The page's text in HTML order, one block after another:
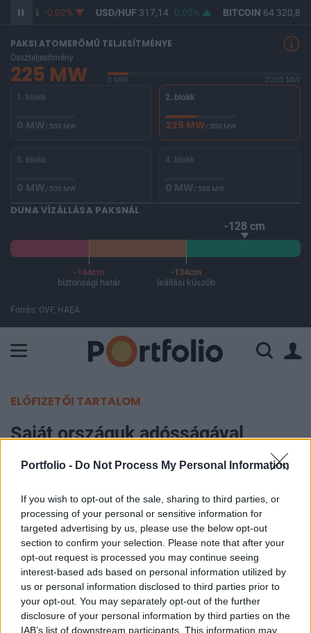
Portfolio - Do Not Process My Personal Information
If you wish to opt-out of the sale, sharing to third parties, or
processing of your personal or sensitive information for
targeted advertising by us, please use the below opt-out
section to confirm your selection. Please note that after your
opt-out request is processed you may continue seeing
interest-based ads based on personal information utilized by
us or personal information disclosed to third parties prior to
your opt-out. You may separately opt-out of the further
disclosure of your personal information by third parties on the
IAB’s list of downstream participants. This information may
365,35 -0,02% USD/HUF317,14 0,05% BITCOIN64 320,82
PAKSI ATOMERŐMŰ TELJESÍTMÉNYE
Összteljesítmény
225 MW 0 MW
2000 MW
1. blokk
0 MW/ 500 MW
2. blokk
225 MW/ 500 MW
3. blokk
0 MW/ 500 MW
4. blokk
0 MW/ 500 MW
DUNA VÍZÁLLÁSA PAKSNÁL
-128 cm
-144cm
biztonsági határ
-134cm
leállási küszöb
Forrás: OVF, HAEA
ELŐFIZETŐI TARTALOM
Saját országuk adósságával
mérgezik magukat a bankok
2019. január 07. 09:14
Mekkora kockázata van görög vagy éppen olasz
állampapírba tenni a bankbetétesek pénzét? Ha a
banki tőkeszabályokból indulunk ki, akkor még
mindig zéró, és ez baj - hívja fel a figyelmet a
Financial Times mai cikke.